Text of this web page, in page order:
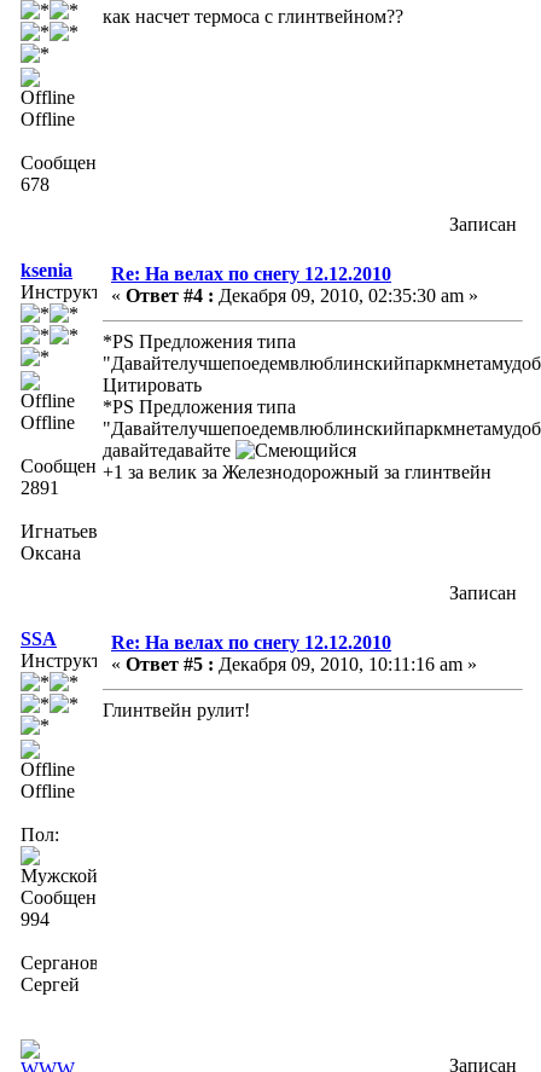
Offline
Сообщений:
678
как насчет термоса с глинтвейном??
Записан
ksenia
Инструктор
Offline
Сообщений:
2891
Игнатьева
Оксана
Re: На велах по снегу 12.12.2010
« Ответ #4 : Декабря 09, 2010, 02:35:30 am »
*PS Предложения типа
Цитировать
*PS Предложения типа
давайтедавайте
+1 за велик за Железнодорожный за глинтвейн
Записан
SSA
Инструктор
Offline
Пол:
Сообщений:
994
Серганов
Сергей
Re: На велах по снегу 12.12.2010
« Ответ #5 : Декабря 09, 2010, 10:11:16 am »
Глинтвейн рулит!
Записан